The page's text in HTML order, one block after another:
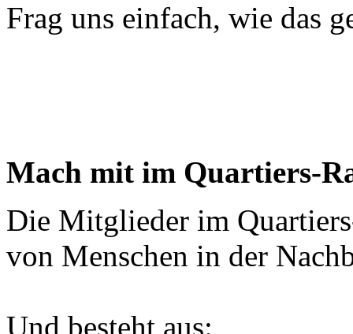
Frag uns einfach, wie das
Mach mit im Quartiers-
Die Mitglieder im
von Menschen in der
Und besteht aus: